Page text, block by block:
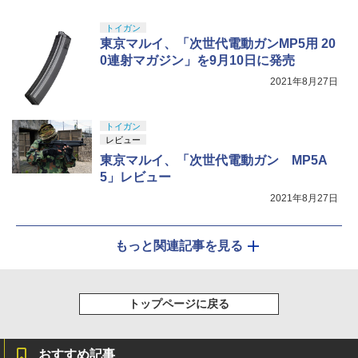
トイガン
東京マルイ、「次世代電動ガンMP5用 20
0連射マガジン」を9月10日に発売
2021年8月27日
トイガン
レビュー
東京マルイ、「次世代電動ガン MP5A
5」レビュー
2021年8月27日
もっと関連記事を見る
トップページに戻る
おすすめ記事